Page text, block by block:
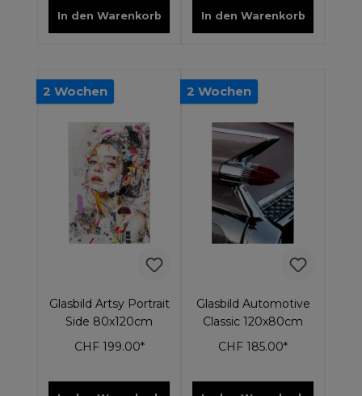
In den Warenkorb In den Warenkorb
2 Wochen
Glasbild Artsy Portrait
Side 80x120cm
CHF 199.00*
2 Wochen
Glasbild Automotive
Classic 120x80cm
CHF 185.00*